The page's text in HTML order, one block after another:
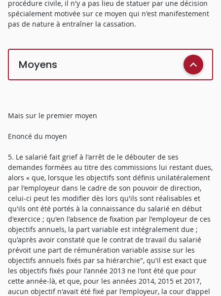
procédure civile, il n'y a pas lieu de statuer par une décision
spécialement motivée sur ce moyen qui n'est manifestement
pas de nature à entraîner la cassation.
Moyens
Mais sur le premier moyen
Enoncé du moyen
5. Le salarié fait grief à l'arrêt de le débouter de ses
demandes formées au titre des commissions lui restant dues,
alors « que, lorsque les objectifs sont définis unilatéralement
par l'employeur dans le cadre de son pouvoir de direction,
celui-ci peut les modifier dès lors qu'ils sont réalisables et
qu'ils ont été portés à la connaissance du salarié en début
d'exercice ; qu'en l'absence de fixation par l'employeur de ces
objectifs annuels, la part variable est intégralement due ;
qu'après avoir constaté que le contrat de travail du salarié
prévoit une part de rémunération variable assise sur les
objectifs annuels fixés par sa hiérarchie", qu'il est exact que
les objectifs fixés pour l'année 2013 ne l'ont été que pour
cette année-là, et que, pour les années 2014, 2015 et 2017,
aucun objectif n'avait été fixé par l'employeur, la cour d'appel